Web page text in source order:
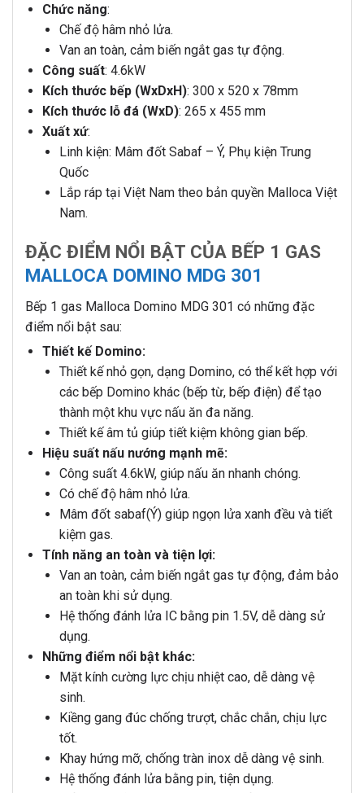
Chức năng:
Chế độ hâm nhỏ lửa.
Van an toàn, cảm biến ngắt gas tự động.
Công suất: 4.6kW
Kích thước bếp (WxDxH): 300 x 520 x 78mm
Kích thước lỗ đá (WxD): 265 x 455 mm
Xuất xứ:
Linh kiện: Mâm đốt Sabaf – Ý, Phụ kiện Trung
Quốc
Lắp ráp tại Việt Nam theo bản quyền Malloca Việt
Nam.
ĐẶC ĐIỂM NỔI BẬT CỦA BẾP 1 GAS
MALLOCA DOMINO MDG 301
Bếp 1 gas Malloca Domino MDG 301 có những đặc
điểm nổi bật sau:
Thiết kế Domino:
Thiết kế nhỏ gọn, dạng Domino, có thể kết hợp với
các bếp Domino khác (bếp từ, bếp điện) để tạo
thành một khu vực nấu ăn đa năng.
Thiết kế âm tủ giúp tiết kiệm không gian bếp.
Hiệu suất nấu nướng mạnh mẽ:
Công suất 4.6kW, giúp nấu ăn nhanh chóng.
Có chế độ hâm nhỏ lửa.
Mâm đốt sabaf(Ý) giúp ngọn lửa xanh đều và tiết
kiệm gas.
Tính năng an toàn và tiện lợi:
Van an toàn, cảm biến ngắt gas tự động, đảm bảo
an toàn khi sử dụng.
Hệ thống đánh lửa IC bằng pin 1.5V, dễ dàng sử
dụng.
Những điểm nổi bật khác:
Mặt kính cường lực chịu nhiệt cao, dễ dàng vệ
sinh.
Kiềng gang đúc chống trượt, chắc chắn, chịu lực
tốt.
Khay hứng mỡ, chống tràn inox dễ dàng vệ sinh.
Hệ thống đánh lửa bằng pin, tiện dụng.